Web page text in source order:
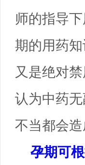
师的指导
期的用药
又是绝对
认为中药
不当都会造
孕期可